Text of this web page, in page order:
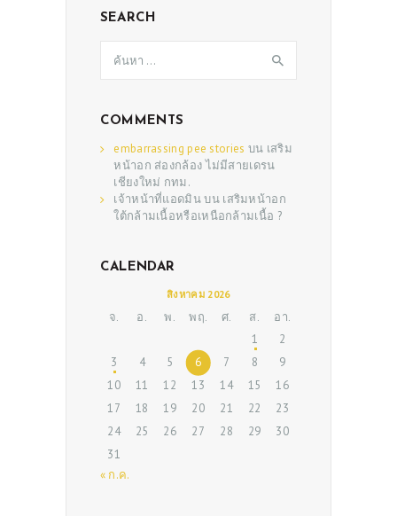
BEAUTY TIPS
PATIENT REVIEWS
PRE & POST CAUTIONS
CONSULT & RESERVATION
SEARCH
สำหรับ:
COMMENTS
embarrassing pee stories บน เสริม
หน้าอก ส่องกล้อง ไม่มีสายเดรน
เชียงใหม่ กทม.
เจ้าหน้าที่แอดมินบน เสริมหน้าอก
ใต้กล้ามเนื้อหรือเหนือกล้ามเนื้อ ?
CALENDAR
สิงหาคม 2026
จ. อ. พ. พฤ. ศ. ส. อา.
1
2
3
4 5 6 7 8
9
10
11 12 13 14 15
16
17
18 19 20 21 22
23
24
25 26 27 28 29
30
31
« ก.ค.